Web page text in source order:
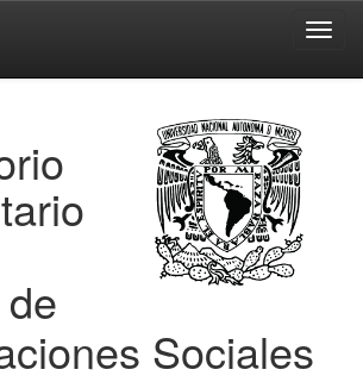
Sociales